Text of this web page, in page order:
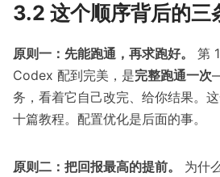
3.2 这个顺序背后的三
原则一：先能跑通，再求跑好。
第
Codex 配到完美，是完整跑通一次
务，看着它自己改完、给你结果。
十篇教程。配置优化是后面的事。
原则二：把回报最高的提前。
为什